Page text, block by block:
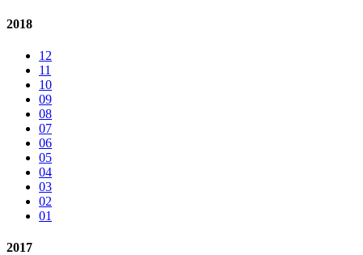
2018
12
11
10
09
08
07
06
05
04
03
02
01
2017